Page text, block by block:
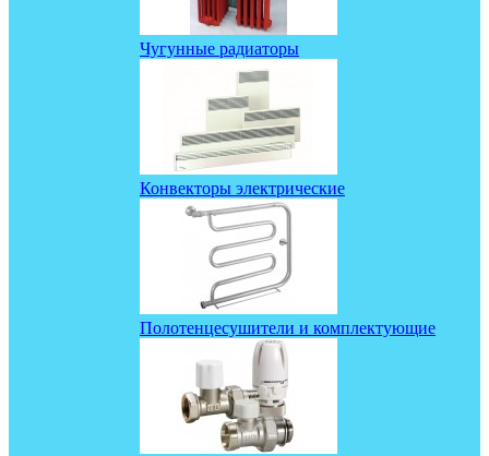
Чугунные радиаторы
Конвекторы электрические
Полотенцесушители и комплектующие